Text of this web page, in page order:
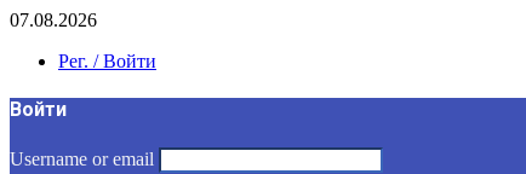
07.08.2026
Рег. / Войти
Войти
Username or email